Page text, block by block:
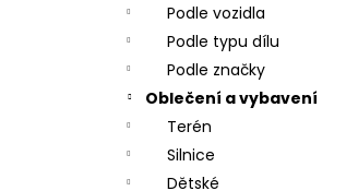
Podle vozidla
Podle typu dílu
Podle značky
Oblečení a vybavení
Terén
Silnice
Dětské